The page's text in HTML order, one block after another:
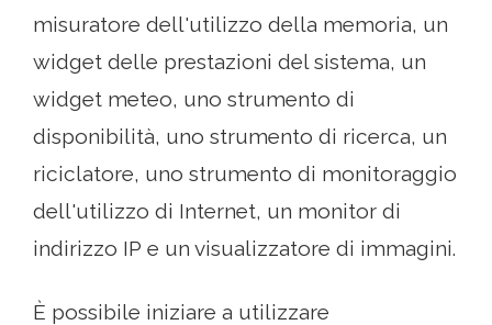
misuratore dell'utilizzo della memoria, un
widget delle prestazioni del sistema, un
widget meteo, uno strumento di
disponibilità, uno strumento di ricerca, un
riciclatore, uno strumento di monitoraggio
dell'utilizzo di Internet, un monitor di
indirizzo IP e un visualizzatore di immagini.
È possibile iniziare a utilizzare